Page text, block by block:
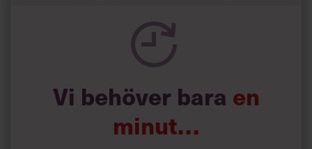
Vi behöver bara en
minut…